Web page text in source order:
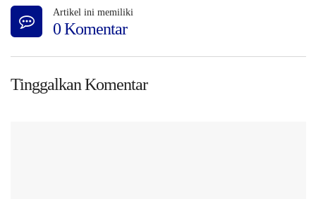
Artikel ini memiliki
0 Komentar
Tinggalkan Komentar